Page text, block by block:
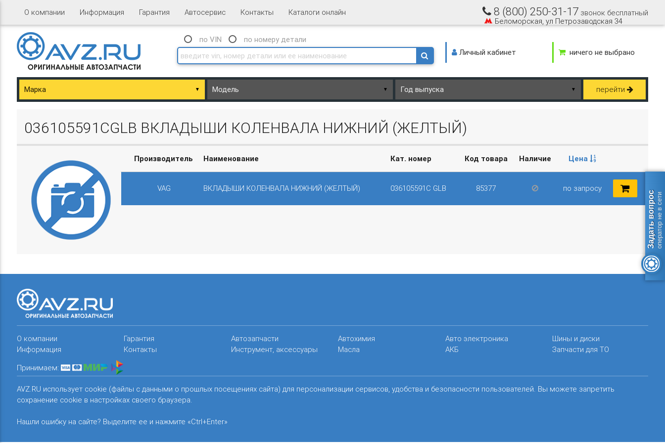
О компании Информация Гарантия Автосервис Контакты Каталоги онлайн
Basket.php
8 (800) 250-31-17 звонок бесплатный
Беломорская, ул Петрозаводская 34
по VIN
по номеру детали
Личный кабинет
ничего не выбрано
▼ ▼ ▼ перейти
036105591CGLB ВКЛАДЫШИ КОЛЕНВАЛА НИЖНИЙ (ЖЕЛТЫЙ)
Производитель Наименование Кат. номер Код товара Наличие Цена
VAG ВКЛАДЫШИ КОЛЕНВАЛА НИЖНИЙ (ЖЕЛТЫЙ) 036105591C GLB 85377 по запросу
О компании
Информация
Гарантия
Контакты
Автозапчасти
Инструмент, аксессуары
Автохимия
Масла
Авто электроника
АКБ
Шины и диски
Запчасти для ТО
Принимаем:
AVZ.RU использует cookie (файлы с данными о прошлых посещениях сайта) для персонализации сервисов, удобства и безопасности пользователей. Вы можете запретить
сохранение cookie в настройках своего браузера.
Нашли ошибку на сайте? Выделите ее и нажмите «Ctrl+Enter»
Задать вопросоператор не в сети